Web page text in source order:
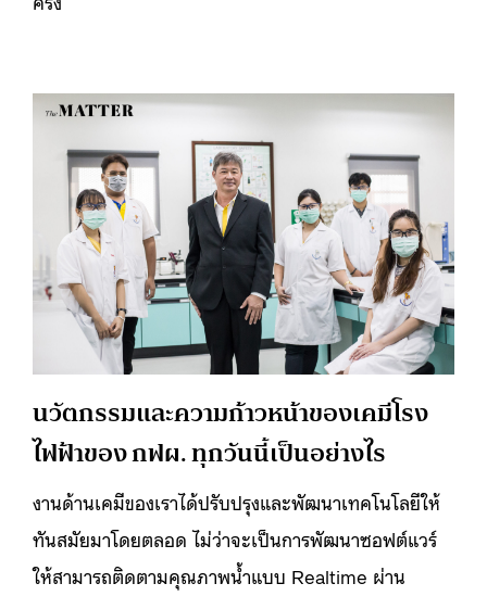
นวัตกรรมและความก้าวหน้าของเคมีโรง
ไฟฟ้าของ กฟผ. ทุกวันนี้เป็นอย่างไร
งานด้านเคมีของเราได้ปรับปรุงและพัฒนาเทคโนโลยีให้
ทันสมัยมาโดยตลอด ไม่ว่าจะเป็นการพัฒนาซอฟต์แวร์
ให้สามารถติดตามคุณภาพน้ำแบบ Realtime ผ่าน